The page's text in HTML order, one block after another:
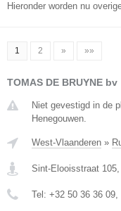
Hieronder worden nu
1 2 » »»
TOMAS DE BRUYNE bv
Niet gevestigd in de
Henegouwen.
West-Vlaanderen »
Sint-Elooisstraat 105,
Tel: +32 50 36 36 09,